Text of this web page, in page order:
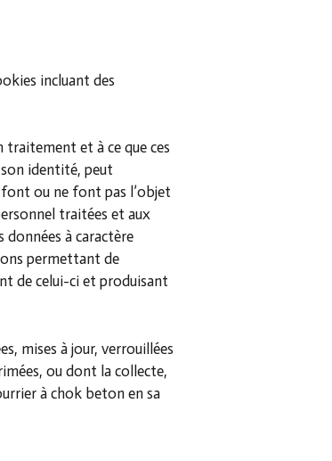
incluant des
traitement et à ce que ces
identité, peut
ou ne font pas l’objet
traitées et aux
à caractère
permettant de
de celui-ci et produisant
mises à jour, verrouillées
ou dont la collecte,
à chok beton en sa